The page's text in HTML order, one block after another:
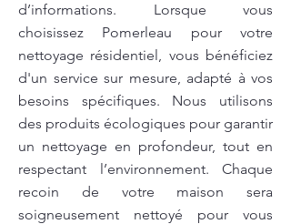
d’informations. Lorsque vous
choisissez Pomerleau pour votre
nettoyage résidentiel, vous bénéficiez
d'un service sur mesure, adapté à vos
besoins spécifiques. Nous utilisons
des produits écologiques pour garantir
un nettoyage en profondeur, tout en
respectant l’environnement. Chaque
recoin de votre maison sera
soigneusement nettoyé pour vous